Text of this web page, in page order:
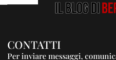
CONTATTI
Per inviare messaggi,